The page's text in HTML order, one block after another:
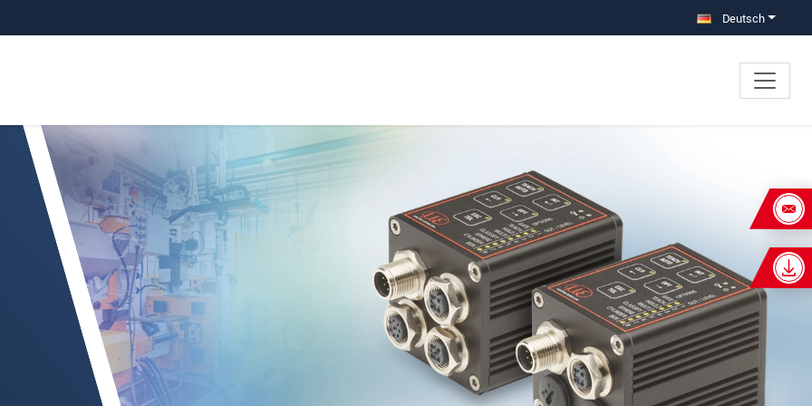
Deutsch
Farbsensorsysteme